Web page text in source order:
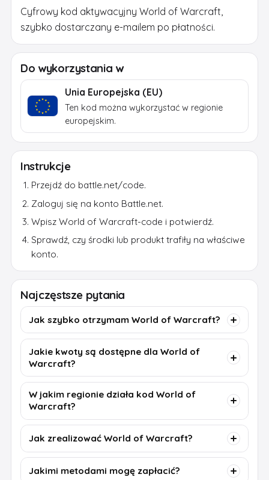
Cyfrowy kod aktywacyjny World of Warcraft,
szybko dostarczany e-mailem po płatności.
Do wykorzystania w
Unia Europejska (EU)
Ten kod można wykorzystać w regionie
europejskim.
Instrukcje
Przejdź do battle.net/code.
Zaloguj się na konto Battle.net.
Wpisz World of Warcraft-code i potwierdź.
Sprawdź, czy środki lub produkt trafiły na właściwe
konto.
Najczęstsze pytania
Jak szybko otrzymam World of Warcraft?
Jakie kwoty są dostępne dla World of
Warcraft?
W jakim regionie działa kod World of
Warcraft?
Jak zrealizować World of Warcraft?
Jakimi metodami mogę zapłacić?